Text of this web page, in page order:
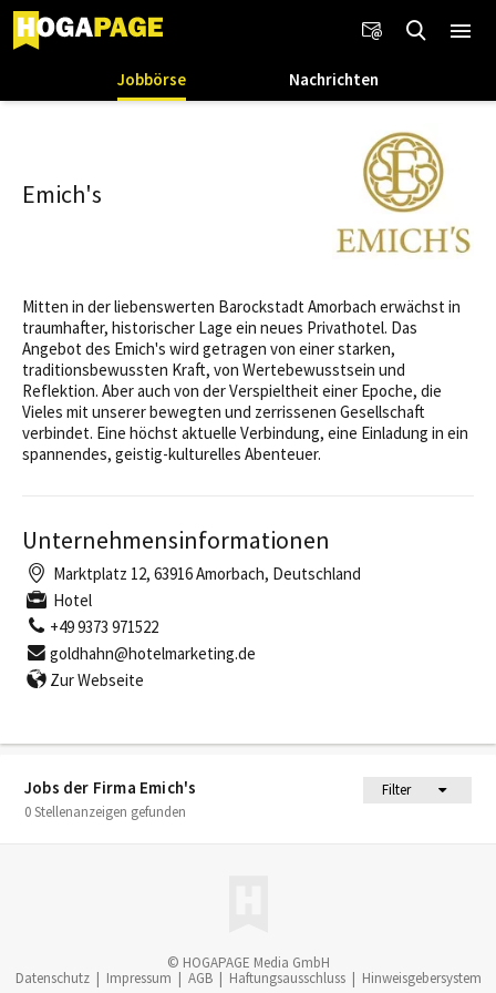
Jobbörse Nachrichten
Jobs der Firma Emich's
Filter
0 Stellenanzeigen gefunden
Emich's
Mitten in der liebenswerten Barockstadt Amorbach erwächst in
traumhafter, historischer Lage ein neues Privathotel. Das
Angebot des Emich's wird getragen von einer starken,
traditionsbewussten Kraft, von Wertebewusstsein und
Reflektion. Aber auch von der Verspieltheit einer Epoche, die
Vieles mit unserer bewegten und zerrissenen Gesellschaft
verbindet. Eine höchst aktuelle Verbindung, eine Einladung in ein
spannendes, geistig-kulturelles Abenteuer.
Unternehmensinformationen
Marktplatz 12, 63916 Amorbach, Deutschland
Hotel
+49 9373 971522
goldhahn@hotelmarketing.de
Zur Webseite
© HOGAPAGE Media GmbH
Datenschutz | Impressum | AGB | Haftungsausschluss | Hinweisgebersystem